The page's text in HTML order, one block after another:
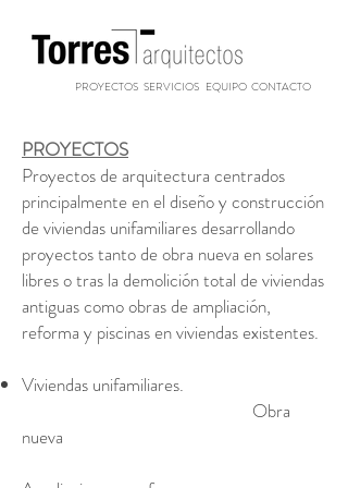
PROYECTOS SERVICIOS EQUIPO CONTACTO
PROYECTOS
Proyectos de arquitectura centrados
principalmente en el diseño y construcción
de viviendas unifamiliares desarrollando
proyectos tanto de obra nueva en solares
libres o tras la demolición total de viviendas
antiguas como obras de ampliación,
reforma y piscinas en viviendas existentes.
Viviendas unifamiliares.
Obra
nueva